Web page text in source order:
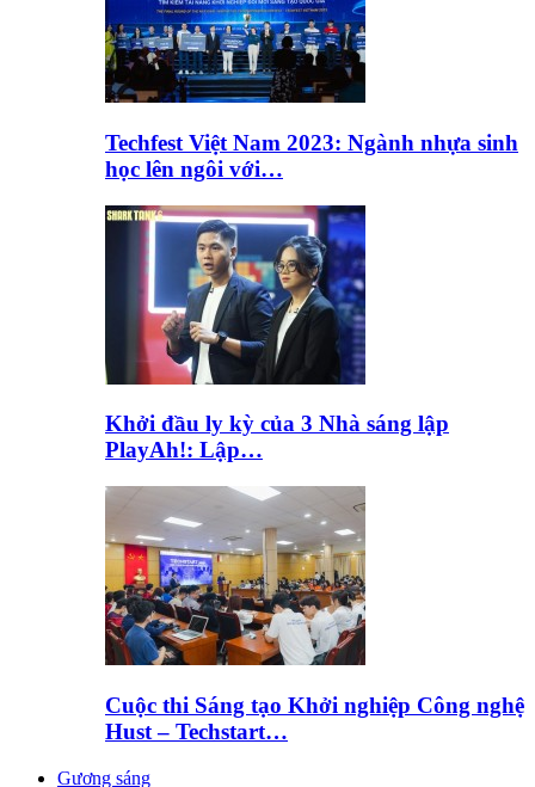
Techfest Việt Nam 2023: Ngành nhựa sinh
học lên ngôi với…
Khởi đầu ly kỳ của 3 Nhà sáng lập
PlayAh!: Lập…
Cuộc thi Sáng tạo Khởi nghiệp Công nghệ
Hust – Techstart…
Gương sáng